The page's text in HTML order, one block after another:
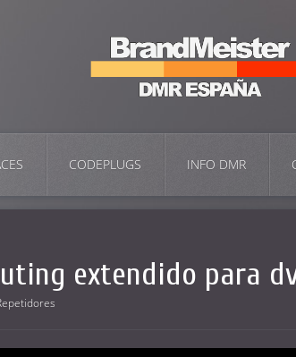
CODEPLUGS INFO DMR
extendido para